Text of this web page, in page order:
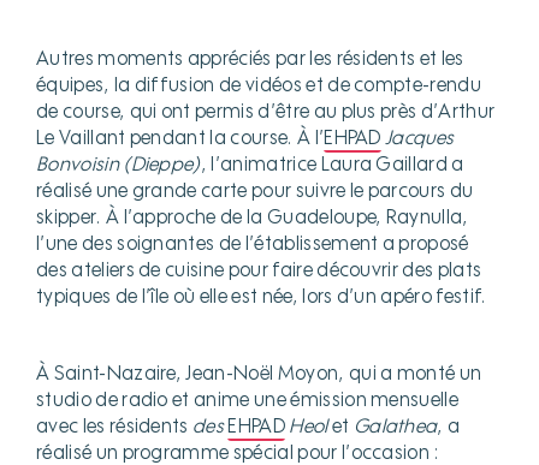
Autres moments appréciés par les résidents et les
équipes, la diffusion de vidéos et de compte-rendu
de course, qui ont permis d’être au plus près d’Arthur
Le Vaillant pendant la course. À l’EHPAD Jacques
Bonvoisin (Dieppe), l’animatrice Laura Gaillard a
réalisé une grande carte pour suivre le parcours du
skipper. À l’approche de la Guadeloupe, Raynulla,
l’une des soignantes de l’établissement a proposé
des ateliers de cuisine pour faire découvrir des plats
typiques de l’île où elle est née, lors d’un apéro festif.
À Saint-Nazaire, Jean-Noël Moyon, qui a monté un
studio de radio et anime une émission mensuelle
avec les résidents des EHPADHeolet Galathea, a
réalisé un programme spécial pour l’occasion :